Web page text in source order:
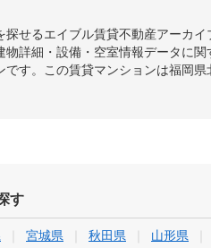
せるエイブル賃貸不動産アーカイ
物詳細・設備・空室情報データに
です。この賃貸マンションは福岡
す
宮城県 秋田県 山形県